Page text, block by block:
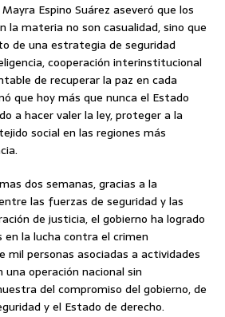
Espino Suárez aseveró que los
la materia no son casualidad, sino que
de una estrategia de seguridad
cooperación interinstitucional
de recuperar la paz en cada
que hoy más que nunca el Estado
a hacer valer la ley, proteger a la
social en las regiones más
dos semanas, gracias a la
las fuerzas de seguridad y las
de justicia, el gobierno ha logrado
la lucha contra el crimen
mil personas asociadas a actividades
operación nacional sin
del compromiso del gobierno, de
y el Estado de derecho.